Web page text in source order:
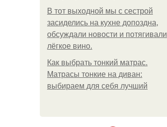
В тот выходной мы с сестрой
засиделись на кухне допоздна,
обсуждали новости и потягивали
лёгкое вино.
Как выбрать тонкий матрас.
Матрасы тонкие на диван:
выбираем для себя лучший